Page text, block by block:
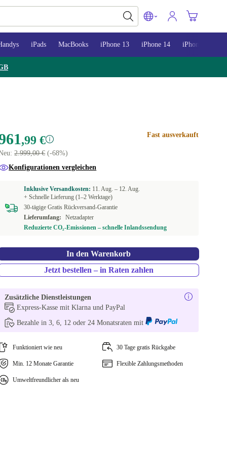
iPads MacBooks iPhone 13 iPhone 14 iPhone 15
,99 €
2.999,00 €(-68%)
Fast ausverkauft
Konfigurationen vergleichen
Inklusive Versandkosten: 11. Aug. – 12. Aug.
+ Schnelle Lieferung (1–2 Werktage)
30-tägige Gratis Rückversand-Garantie
Lieferumfang:
Netzadapter
Reduzierte CO₂-Emissionen – schnelle Inlandssendung
In den Warenkorb
Jetzt bestellen – in Raten zahlen
Zusätzliche Dienstleistungen
Express-Kasse mit Klarna und PayPal
Bezahle in 3, 6, 12 oder 24 Monatsraten mit
Funktioniert wie neu 30 Tage gratis Rückgabe
Min. 12 Monate Garantie Flexible Zahlungsmethoden
Umweltfreundlicher als neu